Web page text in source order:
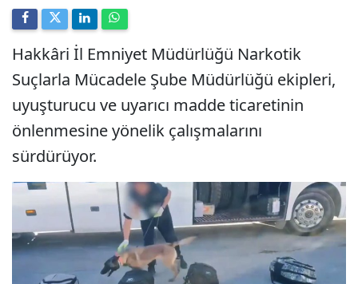
Hakkâri İl Emniyet Müdürlüğü Narkotik
Suçlarla Mücadele Şube Müdürlüğü ekipleri,
uyuşturucu ve uyarıcı madde ticaretinin
önlenmesine yönelik çalışmalarını
sürdürüyor.